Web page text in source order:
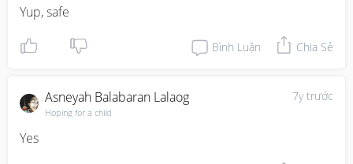
Yup, safe
Bình Luận Chia Sẻ
7y trước
Asneyah Balabaran Lalaog
Hoping for a child
Yes